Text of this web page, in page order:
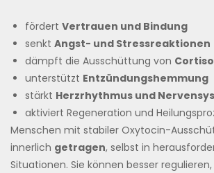
fördert Vertrauen und Bindung
senkt Angst- und Stressreaktionen
dämpft die Ausschüttung von
unterstützt Entzündungshemmung
stärkt Herzrhythmus und
aktiviert Regeneration und
Menschen mit stabiler Oxytocin-
innerlich getragen, selbst in
Situationen. Sie können besser